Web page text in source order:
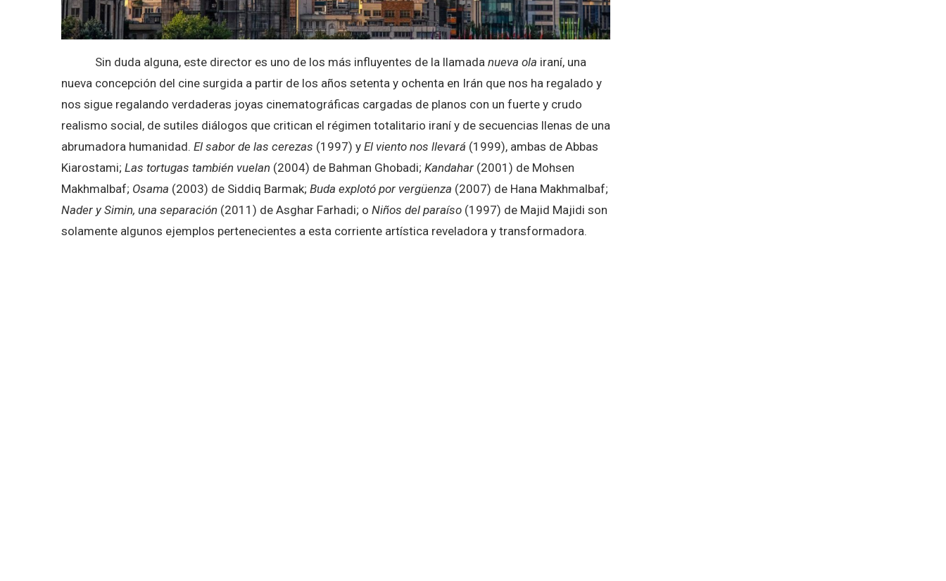
Sin duda alguna, este director es uno de los más influyentes de la llamada nueva ola iraní, una
nueva concepción del cine surgida a partir de los años setenta y ochenta en Irán que nos ha regalado y
nos sigue regalando verdaderas joyas cinematográficas cargadas de planos con un fuerte y crudo
realismo social, de sutiles diálogos que critican el régimen totalitario iraní y de secuencias llenas de una
abrumadora humanidad. El sabor de las cerezas (1997) y El viento nos llevará (1999), ambas de Abbas
Kiarostami; Las tortugas también vuelan (2004) de Bahman Ghobadi; Kandahar (2001) de Mohsen
Makhmalbaf; Osama (2003) de Siddiq Barmak; Buda explotó por vergüenza (2007) de Hana Makhmalbaf;
Nader y Simin, una separación (2011) de Asghar Farhadi; o Niños del paraíso (1997) de Majid Majidi son
solamente algunos ejemplos pertenecientes a esta corriente artística reveladora y transformadora.